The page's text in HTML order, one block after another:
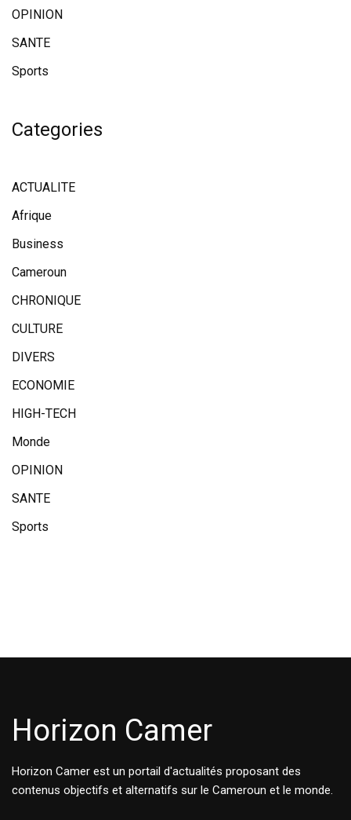
OPINION
SANTE
Sports
Categories
ACTUALITE
Afrique
Business
Cameroun
CHRONIQUE
CULTURE
DIVERS
ECONOMIE
HIGH-TECH
Monde
OPINION
SANTE
Sports
Horizon Camer
Horizon Camer est un portail d'actualités proposant des
contenus objectifs et alternatifs sur le Cameroun et le monde.